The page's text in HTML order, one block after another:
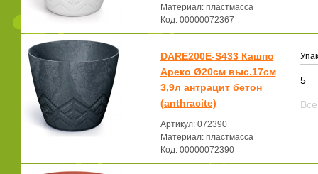
Материал: пластмасса
Код: 00000072367
DARE200E-S433 Кашпо
Ареко Ø20см выс.17см
3,9л антрацит бетон
(anthracite)
Артикул: 072390
Материал: пластмасса
Код: 00000072390
5